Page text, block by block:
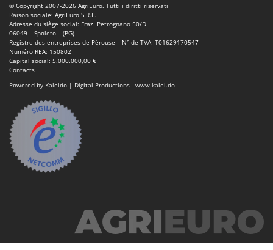
© Copyright 2007-2026 AgriEuro. Tutti i diritti riservati
Raison sociale: AgriEuro S.R.L.
Adresse du siège social: Fraz. Petrognano 50/D
06049 – Spoleto – (PG)
Registre des entreprises de Pérouse – N° de TVA IT01629170547
Numéro REA: 150802
Capital social: 5.000.000,00 €
Contacts
Powered by Kaleido | Digital Productions - www.kalei.do